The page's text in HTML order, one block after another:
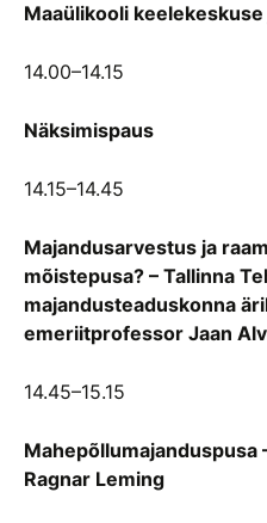
Maaülikooli
14.00–14.15
Näksimispaus
14.15–14.45
Majandusarvestus ja
mõistepusa? – Tallinna
majandusteaduskonna
emeriitprofessor Jaan
14.45–15.15
Mahepõllumajanduspusa
Ragnar Leming